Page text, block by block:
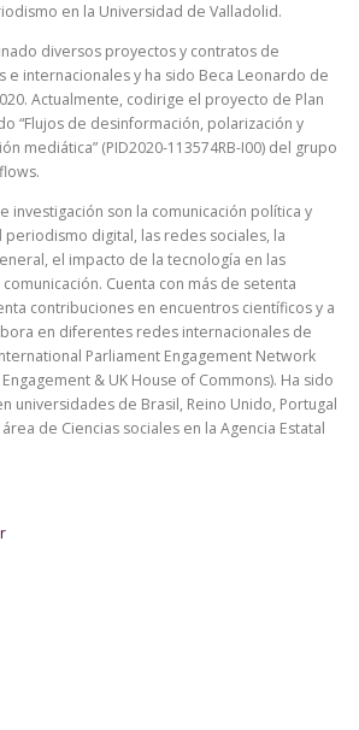
en la Universidad de Valladolid.
diversos proyectos y contratos de
e internacionales y ha sido Beca Leonardo de
Actualmente, codirige el proyecto de Plan
“Flujos de desinformación, polarización y
mediática” (PID2020-113574RB-I00) del grupo
investigación son la comunicación política y
digital, las redes sociales, la
el impacto de la tecnología en las
Cuenta con más de setenta
contribuciones en encuentros científicos y a
en diferentes redes internacionales de
Parliament Engagement Network
& UK House of Commons). Ha sido
universidades de Brasil, Reino Unido, Portugal
de Ciencias sociales en la Agencia Estatal